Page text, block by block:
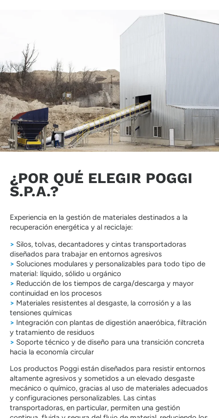
¿POR QUÉ ELEGIR POGGI
S.P.A.?
Experiencia en la gestión de materiales destinados a la
recuperación energética y al reciclaje:
> Silos, tolvas, decantadores y cintas transportadoras
diseñados para trabajar en entornos agresivos
> Soluciones modulares y personalizables para todo tipo de
material: líquido, sólido u orgánico
> Reducción de los tiempos de carga/descarga y mayor
continuidad en los procesos
> Materiales resistentes al desgaste, la corrosión y a las
tensiones químicas
> Integración con plantas de digestión anaeróbica, filtración
y tratamiento de residuos
> Soporte técnico y de diseño para una transición concreta
hacia la economía circular
Los productos Poggi están diseñados para resistir entornos
altamente agresivos y sometidos a un elevado desgaste
mecánico o químico, gracias al uso de materiales adecuados
y configuraciones personalizables. Las cintas
transportadoras, en particular, permiten una gestión